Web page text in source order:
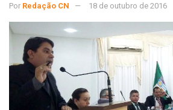
Por Redação CN 18 de outubro de 2016